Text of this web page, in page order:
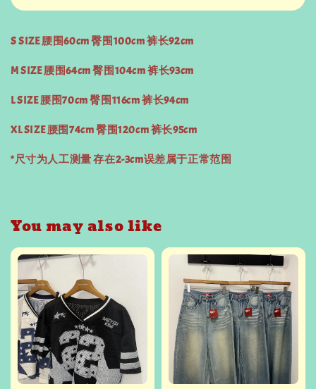
S SIZE 腰围60cm 臀围100cm 裤长92cm
M SIZE 腰围64cm 臀围104cm 裤长93cm
L SIZE 腰围70cm 臀围116cm 裤长94cm
XL SIZE 腰围74cm 臀围120cm 裤长95cm
*尺寸为人工测量 存在2-3cm误差属于正常范围
You may also like